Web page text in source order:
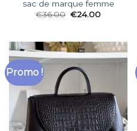
sac de marque femme
€36.00 €24.00
Promo !